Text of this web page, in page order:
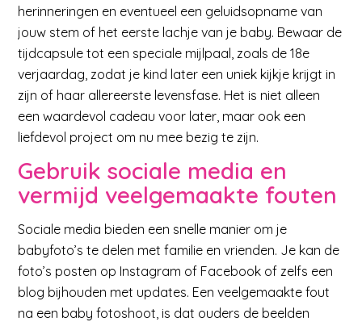
herinneringen en eventueel een geluidsopname van
jouw stem of het eerste lachje van je baby. Bewaar de
tijdcapsule tot een speciale mijlpaal, zoals de 18e
verjaardag, zodat je kind later een uniek kijkje krijgt in
zijn of haar allereerste levensfase. Het is niet alleen
een waardevol cadeau voor later, maar ook een
liefdevol project om nu mee bezig te zijn.
Gebruik sociale media en
vermijd veelgemaakte fouten
Sociale media bieden een snelle manier om je
babyfoto’s te delen met familie en vrienden. Je kan de
foto’s posten op Instagram of Facebook of zelfs een
blog bijhouden met updates. Een veelgemaakte fout
na een baby fotoshoot, is dat ouders de beelden